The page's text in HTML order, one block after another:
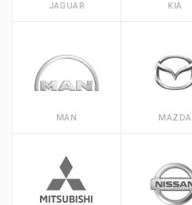
JAGUAR KIA
MAN MAZDA